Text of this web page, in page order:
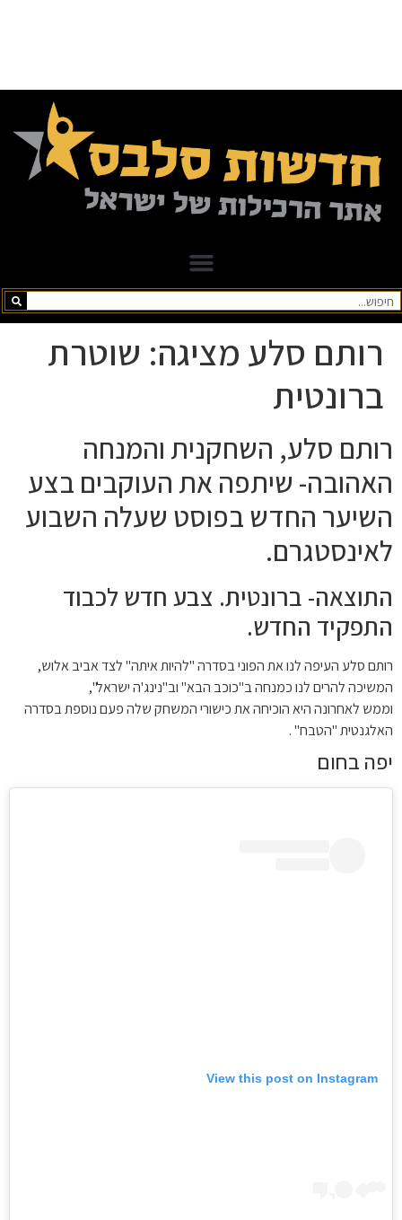
רותם סלע מציגה: שוטרת
ברונטית
רותם סלע, השחקנית והמנחה
האהובה- שיתפה את העוקבים בצע
השיער החדש בפוסט שעלה השבוע
לאינסטגרם.
התוצאה- ברונטית. צבע חדש לכבוד
התפקיד החדש.
רותם סלע העיפה לנו את הפוני בסדרה "להיות איתה" לצד אביב אלוש,
המשיכה להרים לנו כמנחה ב"כוכב הבא" וב"נינג'ה ישראל",
וממש לאחרונה היא הוכיחה את כישורי המשחק שלה פעם נוספת בסדרה
האלגנטית "הטבח" .
יפה בחום
View this post on Instagram